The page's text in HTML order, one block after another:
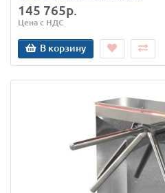
145 765р.
Цена с НДС
В корзину